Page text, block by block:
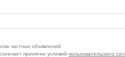
частных объявлений
принятие условий пользовательского